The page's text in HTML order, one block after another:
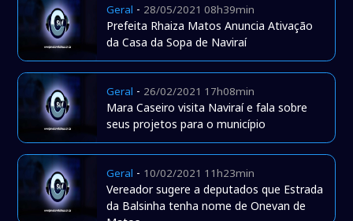
Geral - 28/05/2021 08h39min
Prefeita Rhaiza Matos Anuncia Ativação
da Casa da Sopa de Naviraí
Geral - 26/02/2021 17h08min
Mara Caseiro visita Naviraí e fala sobre
seus projetos para o município
Geral - 10/02/2021 11h23min
Vereador sugere a deputados que Estrada
da Balsinha tenha nome de Onevan de